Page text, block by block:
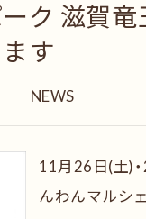
ク 滋賀
す
NEWS
11月26日(土)
んわんマルシ